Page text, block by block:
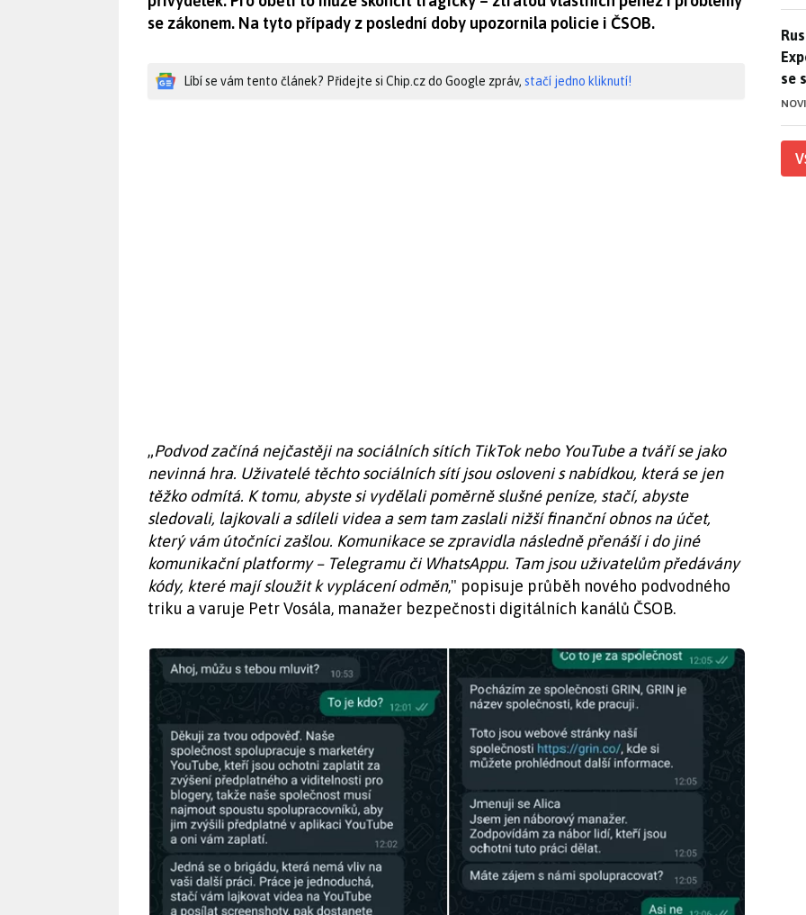
se zákonem. Na tyto případy z poslední doby upozornila policie i ČSOB.
Líbí se vám tento článek? Přidejte si Chip.cz do Google zpráv, stačí jedno kliknutí!
„Podvod začíná nejčastěji na sociálních sítích TikTok nebo YouTube a tváří se jako
nevinná hra. Uživatelé těchto sociálních sítí jsou osloveni s nabídkou, která se jen
těžko odmítá. K tomu, abyste si vydělali poměrně slušné peníze, stačí, abyste
sledovali, lajkovali a sdíleli videa a sem tam zaslali nižší finanční obnos na účet,
který vám útočníci zašlou. Komunikace se zpravidla následně přenáší i do jiné
komunikační platformy – Telegramu či WhatsAppu. Tam jsou uživatelům předávány
kódy, které mají sloužit k vyplácení odměn," popisuje průběh nového podvodného
triku a varuje Petr Vosála, manažer bezpečnosti digitálních kanálů ČSOB.
se